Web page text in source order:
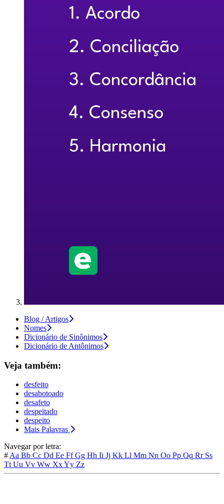
Blog / Artigos
Nomes
Dicionário de Sinônimos
Dicionário de Antônimos
Veja também:
desfeito
desabotoado
desafeto
despeitado
despeito
Mais Palavras
Navegar por letra:
# Aa Bb Cc Dd Ee FfGg Hh Ii Jj Kk Ll Mm Nn Oo Pp Qq Rr Ss
Tt Uu Vv Ww XxYy Zz